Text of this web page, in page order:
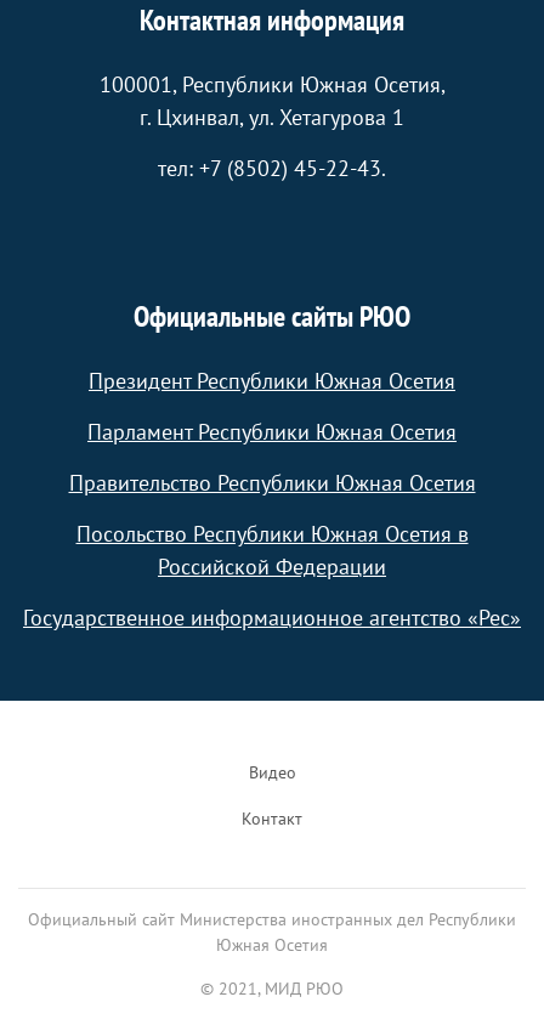
Контактная информация
100001, Республики Южная Осетия,
г. Цхинвал, ул. Хетагурова 1
тел: +7 (8502) 45-22-43.
Официальные сайты РЮО
Президент Республики Южная Осетия
Парламент Республики Южная Осетия
Правительство Республики Южная Осетия
Посольство Республики Южная Осетия в
Российской Федерации
Государственное информационное агентство «Рес»
Видео
Контакт
Официальный сайт Министерства иностранных дел Республики
Южная Осетия
© 2021, МИД РЮО